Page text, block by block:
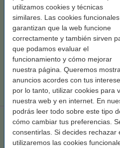
utilizamos cookies y técnicas
similares. Las cookies funcionales
garantizan que la web funcione
correctamente y también sirven
que podamos evaluar el
funcionamiento y cómo mejorar
nuestra página. Queremos
anuncios acordes con tus
por lo tanto, utilizar cookies para
nuestra web y en internet. En
podrás leer todo sobre este tipo
cómo cambiar tus preferencias.
consentirlas. Si decides rechazar
utilizaremos las cookies
¡Recíbelo el
Por página
97,50 €
Consejo
Te aconsejamos que utilices este
la versión Brother.
Marca 123tinta reemplaza a
negro (1x) y color